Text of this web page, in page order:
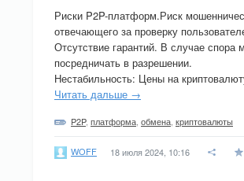
Риски P2P-платформ.Риск
отвечающего за проверку
Отсутствие гарантий. В случае
посредничать в разрешении.
Нестабильность: Цены на
Читать дальше →
P2P, платформа обмена криптовалюты
WOFF 18 июля 2024, 10:16